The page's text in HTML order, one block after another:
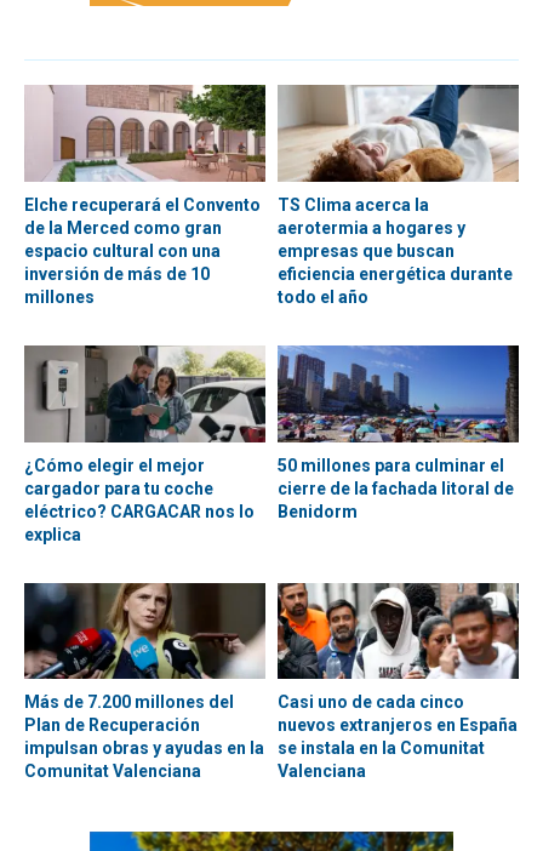
Elche recuperará el Convento
de la Merced como gran
espacio cultural con una
inversión de más de 10
millones
TS Clima acerca la
aerotermia a hogares y
empresas que buscan
eficiencia energética durante
todo el año
¿Cómo elegir el mejor
cargador para tu coche
eléctrico? CARGACAR nos lo
explica
50 millones para culminar el
cierre de la fachada litoral de
Benidorm
Más de 7.200 millones del
Plan de Recuperación
impulsan obras y ayudas en la
Comunitat Valenciana
Casi uno de cada cinco
nuevos extranjeros en España
se instala en la Comunitat
Valenciana